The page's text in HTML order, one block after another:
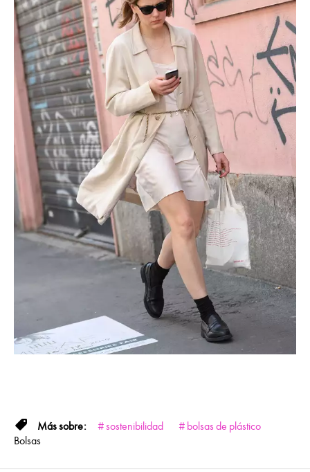
sostenibilidad
bolsas de plástico
Bolsas